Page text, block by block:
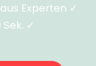
Experten ✓
✓